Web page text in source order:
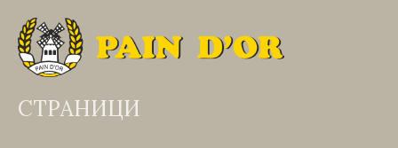
СТРАНИЦИ